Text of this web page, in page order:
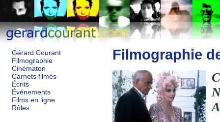
Gérard Courant
Filmographie
Cinématon
Carnets filmés
Écrits
Événements
Films en ligne
Rôles
Filmographie